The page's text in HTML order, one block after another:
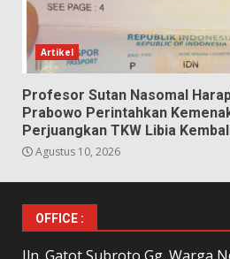
Artikel
Profesor Sutan Nasomal
Prabowo Perintahkan
Perjuangkan TKW Libia
Agustus 10, 2026
OFFICE :
Jln. Gatot Subroto Gg. Warga